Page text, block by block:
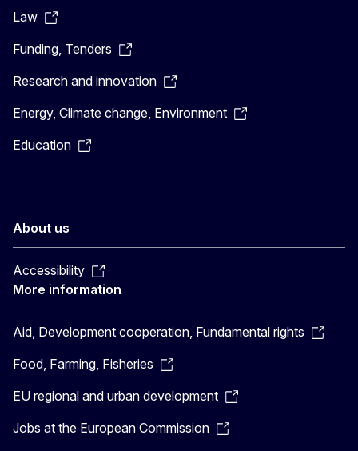
Law
Funding, Tenders
Research and innovation
Energy, Climate change, Environment
Education
About us
Accessibility
More information
Aid, Development cooperation, Fundamental rights
Food, Farming, Fisheries
EU regional and urban development
Jobs at the European Commission